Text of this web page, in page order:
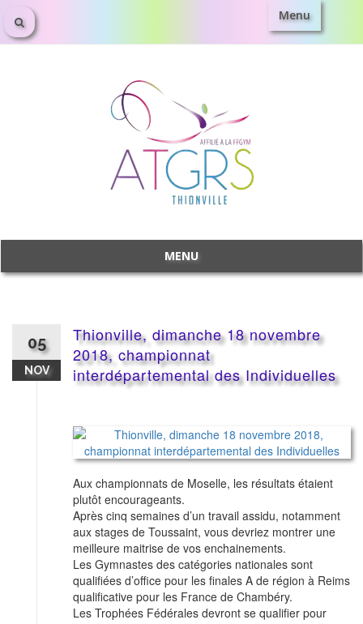
Menu
Aller
MENU
Aller
05
NOV
Thionville, dimanche 18 novembre
2018, championnat
interdépartemental des Individuelles
Aux championnats de Moselle, les résultats étaient
plutôt encourageants.
Après cinq semaines d’un travail assidu, notamment
aux stages de Toussaint, vous devriez montrer une
meilleure maitrise de vos enchainements.
Les Gymnastes des catégories nationales sont
qualifiées d’office pour les finales A de région à Reims
qualificative pour les France de Chambéry.
Les Trophées Fédérales devront se qualifier pour